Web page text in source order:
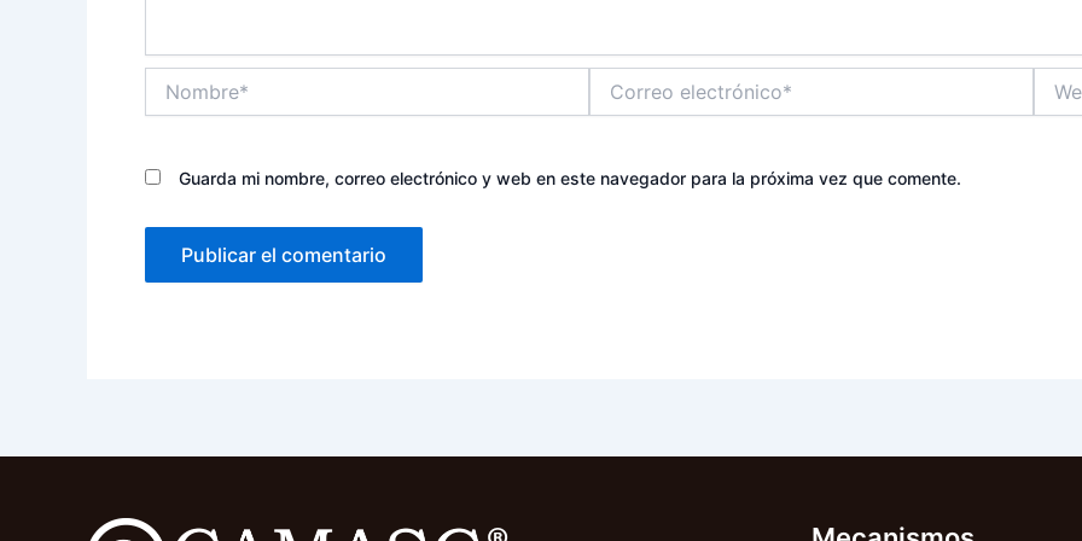
electrónico*
Guarda mi nombre, correo electrónico y web en este navegador para la próxima vez que comente.